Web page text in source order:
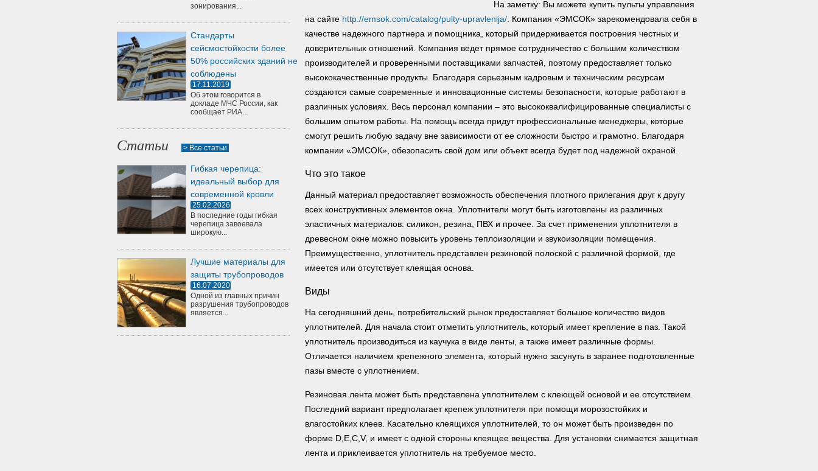
зонирования...
Стандарты
сейсмостойкости более
50% российских зданий не
соблюдены
17.11.2019
Об этом говорится в
докладе МЧС России, как
сообщает РИА...
Статьи > Все статьи
Гибкая черепица:
идеальный выбор для
современной кровли
25.02.2026
В последние годы гибкая
черепица завоевала
широкую...
Лучшие материалы для
защиты трубопроводов
16.07.2020
Одной из главных причин
разрушения трубопроводов
является...
На заметку: Вы можете купить пульты управления
на сайте http://emsok.com/catalog/pulty-upravlenija/ . Компания «ЭМСОК» зарекомендовала себя в
качестве надежного партнера и помощника, который придерживается построения честных и
доверительных отношений. Компания ведет прямое сотрудничество с большим количеством
производителей и проверенными поставщиками запчастей, поэтому предоставляет только
высококачественные продукты. Благодаря серьезным кадровым и техническим ресурсам
создаются самые современные и инновационные системы безопасности, которые работают в
различных условиях. Весь персонал компании – это высококвалифицированные специалисты с
большим опытом работы. На помощь всегда придут профессиональные менеджеры, которые
смогут решить любую задачу вне зависимости от ее сложности быстро и грамотно. Благодаря
компании «ЭМСОК», обезопасить свой дом или объект всегда будет под надежной охраной.
Что это такое
Данный материал предоставляет возможность обеспечения плотного прилегания друг к другу
всех конструктивных элементов окна. Уплотнители могут быть изготовлены из различных
эластичных материалов: силикон, резина, ПВХ и прочее. За счет применения уплотнителя в
древесном окне можно повысить уровень теплоизоляции и звукоизоляции помещения.
Преимущественно, уплотнитель представлен резиновой полоской с различной формой, где
имеется или отсутствует клеящая основа.
Виды
На сегодняшний день, потребительский рынок предоставляет большое количество видов
уплотнителей. Для начала стоит отметить уплотнитель, который имеет крепление в паз. Такой
уплотнитель производиться из каучука в виде ленты, а также имеет различные формы.
Отличается наличием крепежного элемента, который нужно засунуть в заранее подготовленные
пазы вместе с уплотнением.
Резиновая лента может быть представлена уплотнителем с клеющей основой и ее отсутствием.
Последний вариант предполагает крепеж уплотнителя при помощи морозостойких и
влагостойких клеев. Касательно клеящихся уплотнителей, то он может быть произведен по
форме D,E,C,V, и имеет с одной стороны клеящее вещества. Для установки снимается защитная
лента и приклеивается уплотнитель на требуемое место.